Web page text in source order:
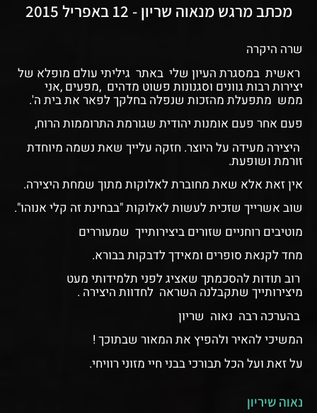
מכתב מרגש מנאוה שריון - 12 באפריל 2015
שרה היקרה
ראשית במסגרת העיון שלי באתר גיליתי עולם מופלא של
יצירות רבות גוונים וסגנונות פשוט מדהים ,מפעים ,אני
ממש מתפעלת מהזכות שנפלה בחלקך לפאר את בית ה'.
פעם אחר פעם אומנות יהודית שגורמת התרוממות הרוח,
היצירה מעידה על היוצר. חזקה עלייך שאת נשמה מיוחדת
זורמת ושופעת.
אין זאת אלא שאת מחוברת לאלוקות מתוך שמחת היצירה.
שוב אשרייך שזכית לעשות לאלוקות "בבחינת זה קלי אנוהו".
מוטיבים רוחניים שזורים ביצירותייך שמעוררים
מחד לקנאת סופרים ומאידך לדבקות בבורא.
רוב תודות להסכמתך שאציג לפני תלמידותי מעט
מיצירותייך שתקבלנה השראה לחדוות היצירה .
בהערכה רבה נאוה שריון
המשיכי להאיר ולהפיץ את המאור שבתוכך !
על זאת ועל הכל תבורכי בבני חיי מזוני רוויחי.
נאוה שיריון